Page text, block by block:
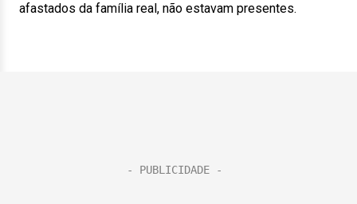
afastados da família real, não estavam presentes.